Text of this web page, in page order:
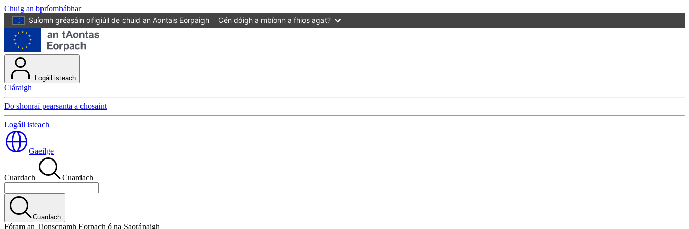
Chuig an bpríomhábhar
Suíomh gréasáin oifigiúil de chuid an Aontais Eorpaigh
Cén dóigh a mbíonn a fhios agat?
Logáil isteach
Cláraigh
Do shonraí pearsanta a chosaint
Logáil isteach
Gaeilge
Cuardach Cuardach
Cuardach
Fóram an Tionscnamh Eorpach ó na Saoránaigh